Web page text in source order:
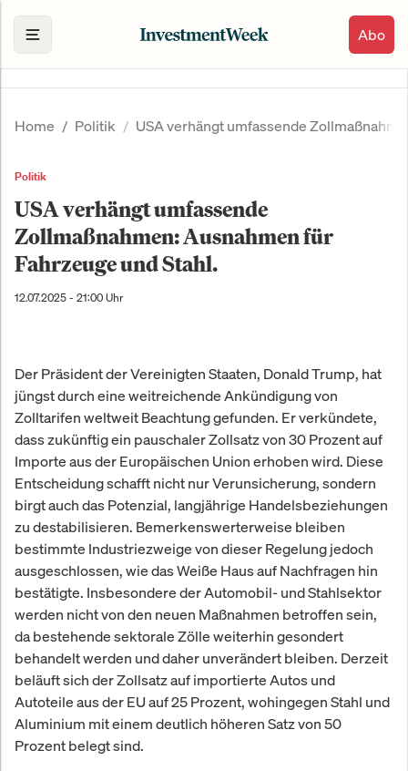
Abo
Home Politik USA verhängt umfassende
Politik
USA verhängt umfassende
Zollmaßnahmen: Ausnahmen für
Fahrzeuge und Stahl.
12.07.2025 - 21:00 Uhr
Der Präsident der Vereinigten Staaten, Donald Trump, hat
jüngst durch eine weitreichende Ankündigung von
Zolltarifen weltweit Beachtung gefunden. Er verkündete,
dass zukünftig ein pauschaler Zollsatz von 30 Prozent auf
Importe aus der Europäischen Union erhoben wird. Diese
Entscheidung schafft nicht nur Verunsicherung, sondern
birgt auch das Potenzial, langjährige Handelsbeziehungen
zu destabilisieren. Bemerkenswerterweise bleiben
bestimmte Industriezweige von dieser Regelung jedoch
ausgeschlossen, wie das Weiße Haus auf Nachfragen hin
bestätigte. Insbesondere der Automobil- und Stahlsektor
werden nicht von den neuen Maßnahmen betroffen sein,
da bestehende sektorale Zölle weiterhin gesondert
behandelt werden und daher unverändert bleiben. Derzeit
beläuft sich der Zollsatz auf importierte Autos und
Autoteile aus der EU auf 25 Prozent, wohingegen Stahl und
Aluminium mit einem deutlich höheren Satz von 50
Prozent belegt sind.